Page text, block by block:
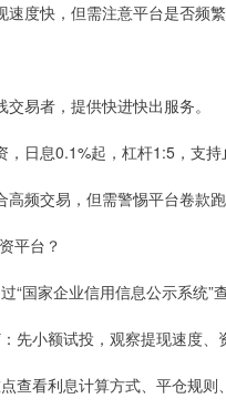
度快，但需注意平台是否频繁
易者，提供快进快出服务。
，日息0.1%起，杠杆1:5，支持
频交易，但需警惕平台卷款跑
平台？
“国家企业信用信息公示系统”
先小额试投，观察提现速度、
查看利息计算方式、平仓规则